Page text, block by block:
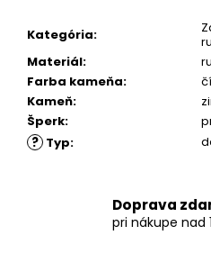
Kategória:
Materiál:
Farba kameňa:
Kameň:
Šperk:
? Typ:
Doprava
pri nákupe nad